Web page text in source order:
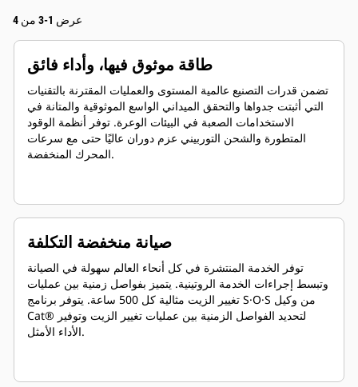
عرض 1-3 من 4
طاقة موثوق فيها، وأداء فائق
تضمن قدرات التصنيع عالمية المستوى والعمليات المقترنة بالتقنيات
التي أثبتت جدواها والتحقق الميداني الواسع الموثوقية والمتانة في
الاستخدامات الصعبة في البيئات الوعرة. توفر أنظمة الوقود
المتطورة والشحن التوربيني عزم دوران عاليًا حتى مع سرعات
المحرك المنخفضة.
صيانة منخفضة التكلفة
توفر الخدمة المنتشرة في كل أنحاء العالم سهولة في الصيانة
وتبسط إجراءات الخدمة الروتينية. يتميز بفواصل زمنية بين عمليات
تغيير الزيت مثالية كل 500 ساعة. يتوفر برنامج S·O·S من وكيل
Cat® لتحديد الفواصل الزمنية بين عمليات تغيير الزيت وتوفير
الأداء الأمثل.